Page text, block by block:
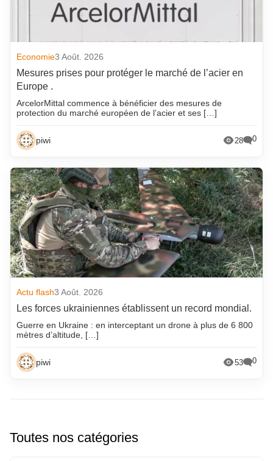
Economie3 Août. 2026
Mesures prises pour protéger le marché de l’acier en
Europe .
ArcelorMittal commence à bénéficier des mesures de
protection du marché européen de l’acier et ses […]
piwi 28 0
Actu flash3 Août. 2026
Les forces ukrainiennes établissent un record mondial.
Guerre en Ukraine : en interceptant un drone à plus de 6 800
mètres d’altitude, […]
piwi 53 0
Toutes nos catégories